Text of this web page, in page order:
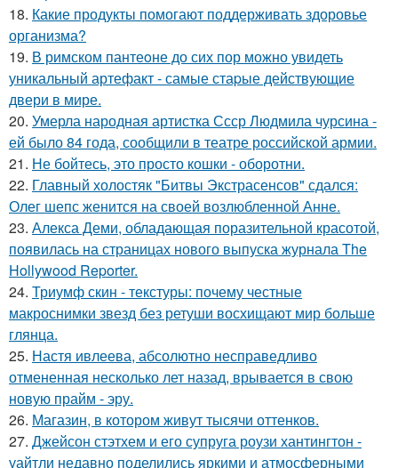
18. Какие продукты помогают поддерживать здоровье
организма?
19. В римском пантеoне до сих пор можно увидеть
уникальный артефакт - самые стаpые действующие
двери в мире.
20. Умерла народная артистка Ссср Людмила чурсина -
ей было 84 года, сообщили в театре российской армии.
21. Не бойтесь, это просто кошки - оборотни.
22. Главный холостяк "Битвы Экстрасенсов" сдался:
Олег шепс женится на своей возлюбленной Анне.
23. Алекса Деми, обладающая поразительной красотой,
появилась на страницах нового выпуска журнала The
Hollywood Reporter.
24. Триумф скин - текстуры: почему честные
макроснимки звезд без ретуши восхищают мир больше
глянца.
25. Настя ивлеева, абсолютно несправедливо
отмененная несколько лет назад, врывается в свою
новую прайм - эру.
26. Магазин, в котором живут тысячи оттенков.
27. Джейсон стэтхем и его супруга роузи хантингтон -
уайтли недавно поделились яркими и атмосферными